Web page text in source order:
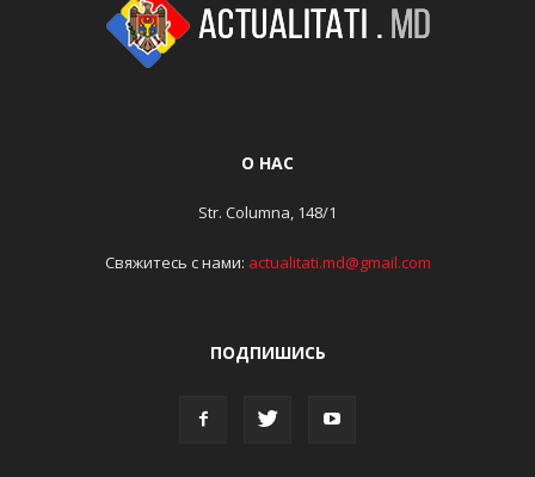
О НАС
Str. Columna, 148/1
Свяжитесь с нами: actualitati.md@gmail.com
ПОДПИШИСЬ